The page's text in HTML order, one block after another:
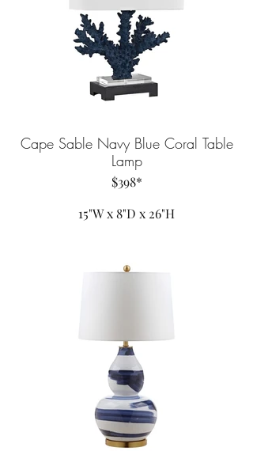
Cape Sable Navy Blue Coral Table
Lamp
$398*
15"W x 8"D x 26"H